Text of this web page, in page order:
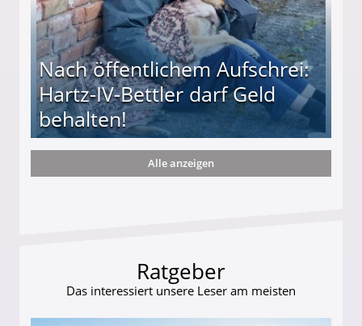
Nach öffentlichem Aufschrei:
Hartz-IV-Bettler darf Geld
behalten!
darf Geld behalten!
Alle anzeigen
Ratgeber
Das interessiert unsere Leser am meisten